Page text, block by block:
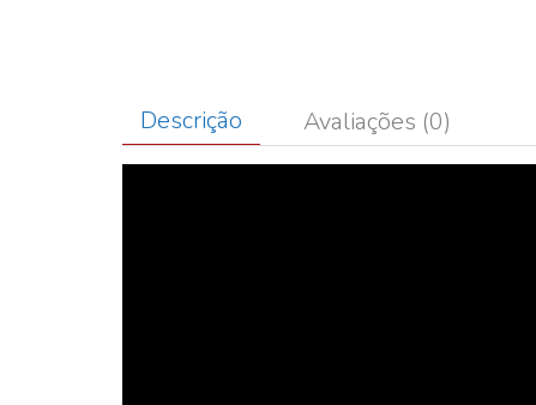
Descrição Avaliações (0)